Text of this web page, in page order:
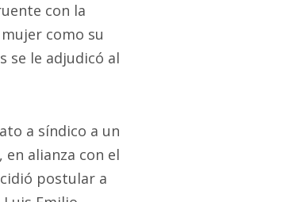
con la
como su
se le adjudicó al
a síndico a un
alianza con el
postular a